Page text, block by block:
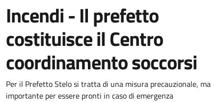
Incendi - Il prefetto
costituisce il Centro
coordinamento soccorsi
Dettagli della notizia
Per il Prefetto Stelo si tratta di una misura precauzionale, ma
importante per essere pronti in caso di emergenza